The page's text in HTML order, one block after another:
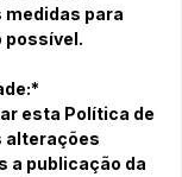
medidas para
possível.
esta Política de
alterações
a publicação da